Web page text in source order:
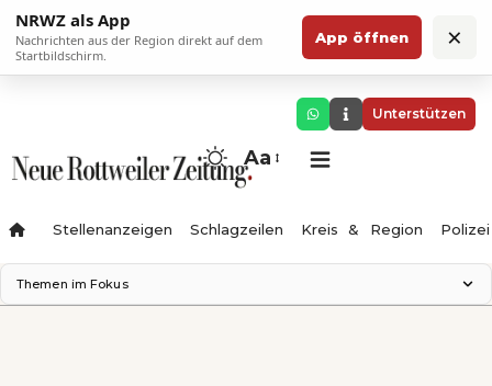
NRWZ als App
Nachrichten aus der Region direkt auf dem
Startbildschirm.
App öffnen ×
Unterstützen
Aa
Stellenanzeigen Schlagzeilen Kreis & Region Polizei
Themen im Fokus